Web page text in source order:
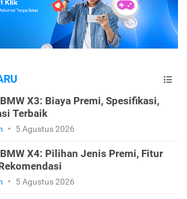
X3: Biaya Premi, Spesifikasi,
Terbaik
• 5 Agustus 2026
X4: Pilihan Jenis Premi, Fitur
• 5 Agustus 2026